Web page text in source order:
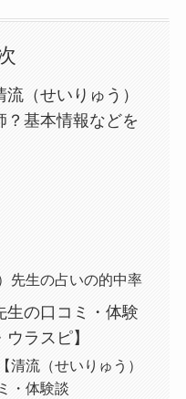
（せいりゅう）
？基本情報などを
先生の占いの的中率
生の口コミ・体験
ラスピ】
清流（せいりゅう）
・体験談